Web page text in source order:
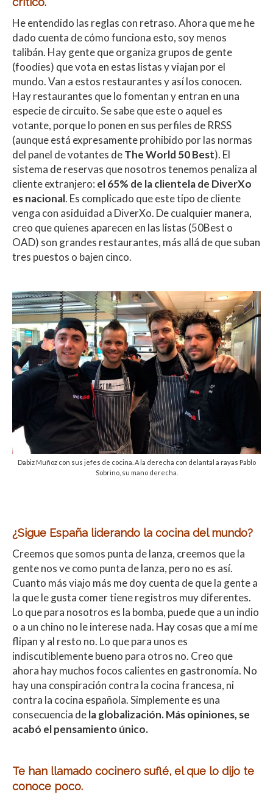
He entendido las reglas con retraso. Ahora que me he
dado cuenta de cómo funciona esto, soy menos
talibán. Hay gente que organiza grupos de gente
(foodies) que vota en estas listas y viajan por el
mundo. Van a estos restaurantes y así los conocen.
Hay restaurantes que lo fomentan y entran en una
especie de circuito. Se sabe que este o aquel es
votante, porque lo ponen en sus perfiles de RRSS
(aunque está expresamente prohibido por las normas
del panel de votantes deThe World 50 Best). El
sistema de reservas que nosotros tenemos penaliza al
cliente extranjero: el 65% de la clientela de DiverXo
es nacional. Es complicado que este tipo de cliente
venga con asiduidad a DiverXo. De cualquier manera,
creo que quienes aparecen en las listas (50Best o
OAD) son grandes restaurantes, más allá de que suban
tres puestos o bajen cinco.
Dabiz Muñoz con sus jefes de cocina. A la derecha con delantal a rayas Pablo
Sobrino, su mano derecha.
¿Sigue España liderando la cocina del mundo?
Creemos que somos punta de lanza, creemos que la
gente nos ve como punta de lanza, pero no es así.
Cuanto más viajo más me doy cuenta de que la gente a
la que le gusta comer tiene registros muy diferentes.
Lo que para nosotros es la bomba, puede que a un indio
o a un chino no le interese nada. Hay cosas que a mí me
flipan y al resto no. Lo que para unos es
indiscutiblemente bueno para otros no. Creo que
ahora hay muchos focos calientes en gastronomía. No
hay una conspiración contra la cocina francesa, ni
contra la cocina española. Simplemente es una
consecuencia dela globalización. Más opiniones, se
acabó el pensamiento único.
Te han llamado cocinero suflé, el que lo dijo te
conoce poco.